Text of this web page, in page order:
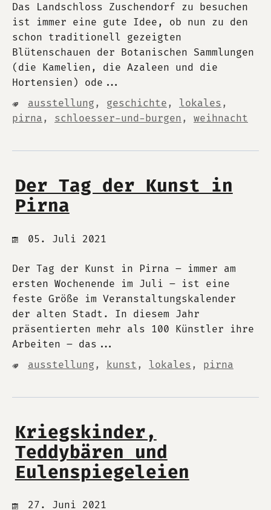
Das Landschloss Zuschendorf zu besuchen
ist immer eine gute Idee, ob nun zu den
schon traditionell gezeigten
Blütenschauen der Botanischen Sammlungen
(die Kamelien, die Azaleen und die
Hortensien) ode...
ausstellung , geschichte , lokales ,
pirna , schloesser-und-burgen , weihnacht
Der Tag der Kunst in
Pirna
05. Juli 2021
Der Tag der Kunst in Pirna – immer am
ersten Wochenende im Juli – ist eine
feste Größe im Veranstaltungskalender
der alten Stadt. In diesem Jahr
präsentierten mehr als 100 Künstler ihre
Arbeiten – das...
ausstellung , kunst , lokales , pirna
Kriegskinder,
Teddybären und
Eulenspiegeleien
27. Juni 2021